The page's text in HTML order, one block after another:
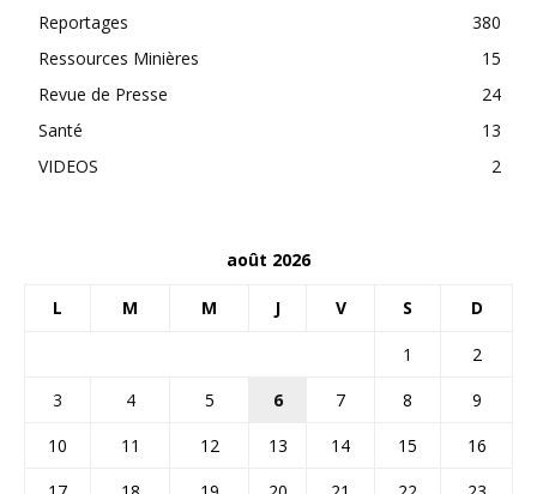
Reportages
380
Ressources Minières
15
Revue de Presse
24
Santé
13
VIDEOS
2
août 2026
L M M J V S D
1
2
3
4 5 6 7 8
9
10
11 12 13 14 15
16